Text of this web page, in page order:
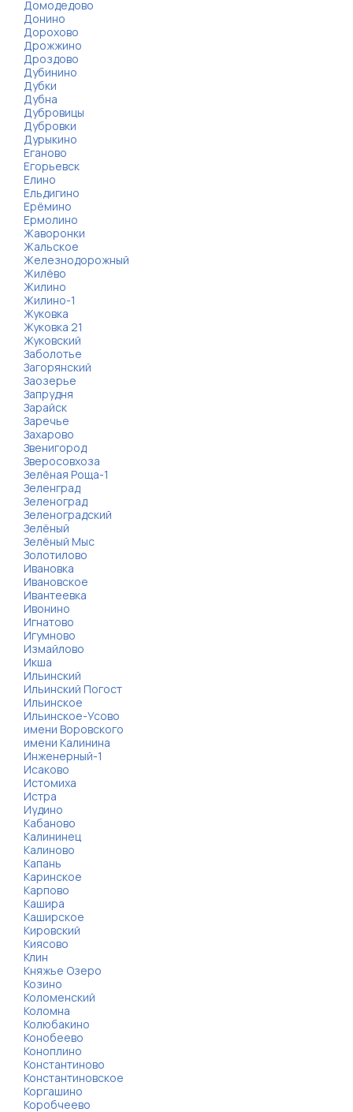
Домодедово
Донино
Дорохово
Дрожжино
Дроздово
Дубинино
Дубки
Дубна
Дубровицы
Дубровки
Дурыкино
Еганово
Егорьевск
Елино
Ельдигино
Ерёмино
Ермолино
Жаворонки
Жальское
Железнодорожный
Жилёво
Жилино
Жилино-1
Жуковка
Жуковка 21
Жуковский
Заболотье
Загорянский
Заозерье
Запрудня
Зарайск
Заречье
Захарово
Звенигород
Зверосовхоза
Зелёная Роща-1
Зеленград
Зеленоград
Зеленоградский
Зелёный
Зелёный Мыс
Золотилово
Ивановка
Ивановское
Ивантеевка
Ивонино
Игнатово
Игумново
Измайлово
Икша
Ильинский
Ильинский Погост
Ильинское
Ильинское-Усово
имени Воровского
имени Калинина
Инженерный-1
Исаково
Истомиха
Истра
Иудино
Кабаново
Калининец
Калиново
Капань
Каринское
Карпово
Кашира
Каширское
Кировский
Киясово
Клин
Княжье Озеро
Козино
Коломенский
Коломна
Колюбакино
Конобеево
Коноплино
Константиново
Константиновское
Коргашино
Коробчеево